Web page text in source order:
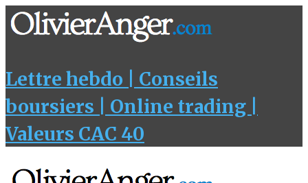
Lettre hebdo | Conseils
boursiers | Online trading |
Valeurs CAC 40